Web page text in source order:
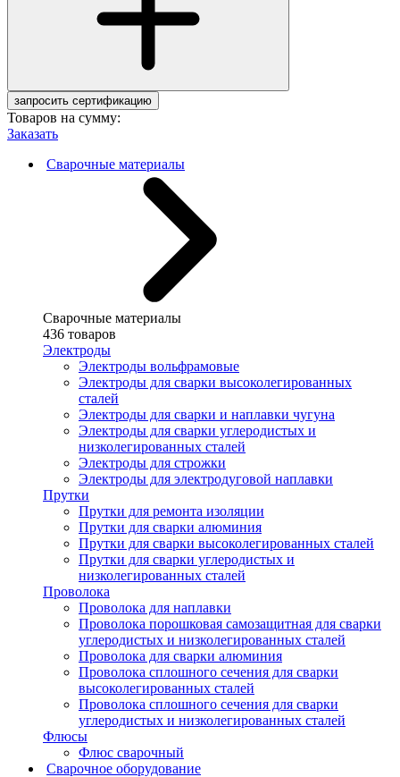
запросить сертификацию
Товаров на сумму:
Заказать
Сварочные материалы
Сварочные материалы
436 товаров
Электроды
Электроды вольфрамовые
Электроды для сварки высоколегированных
сталей
Электроды для сварки и наплавки чугуна
Электроды для сварки углеродистых и
низколегированных сталей
Электроды для строжки
Электроды для электродуговой наплавки
Прутки
Прутки для ремонта изоляции
Прутки для сварки алюминия
Прутки для сварки высоколегированных сталей
Прутки для сварки углеродистых и
низколегированных сталей
Проволока
Проволока для наплавки
Проволока порошковая самозащитная для сварки
углеродистых и низколегированных сталей
Проволока для сварки алюминия
Проволока сплошного сечения для сварки
высоколегированных сталей
Проволока сплошного сечения для сварки
углеродистых и низколегированных сталей
Флюсы
Флюс сварочный
Сварочное оборудование